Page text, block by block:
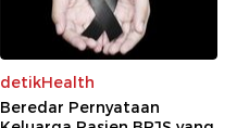
detikHealth
Beredar Pernyataan